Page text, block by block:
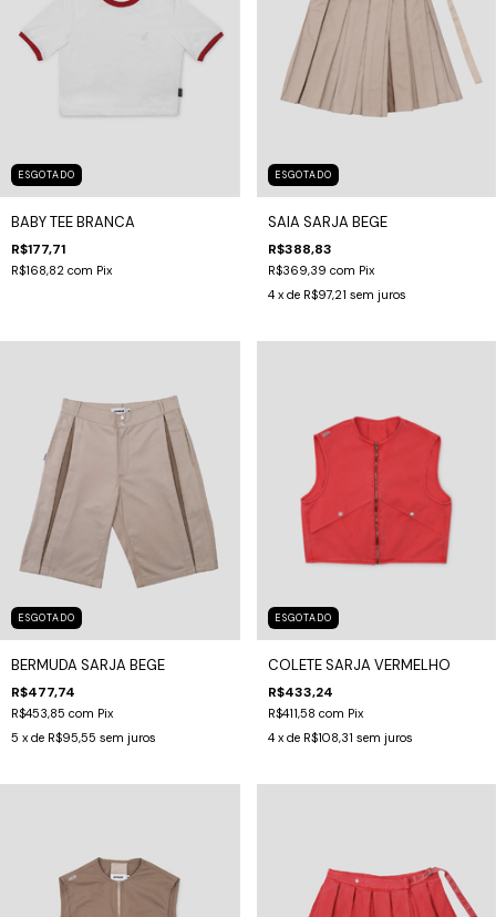
ESGOTADO
BABY TEE BRANCA
R$177,71
R$168,82 com Pix
ESGOTADO
SAIA SARJA BEGE
R$388,83
R$369,39 com Pix
4 x de R$97,21 sem juros
ESGOTADO
BERMUDA SARJA BEGE
R$477,74
R$453,85 com Pix
5 x de R$95,55 sem juros
ESGOTADO
COLETE SARJA VERMELHO
R$433,24
R$411,58 com Pix
4 x de R$108,31 sem juros